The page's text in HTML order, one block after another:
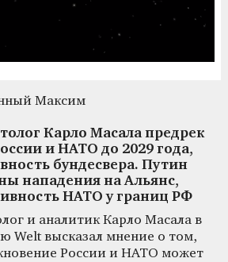
Максим
Карло Масала предрек
и НАТО до 2029 года,
бундесвера. Путин
нападения на Альянс,
НАТО у границ РФ
и аналитик Карло Масала в
Welt высказал мнение о том,
России и НАТО может